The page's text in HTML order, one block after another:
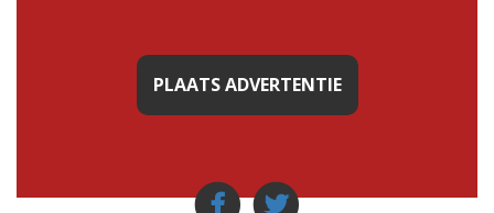
PLAATS ADVERTENTIE